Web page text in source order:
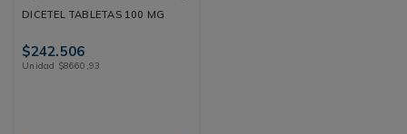
DICETEL TABLETAS 100 MG
$242.506
Unidad $8660 ,93